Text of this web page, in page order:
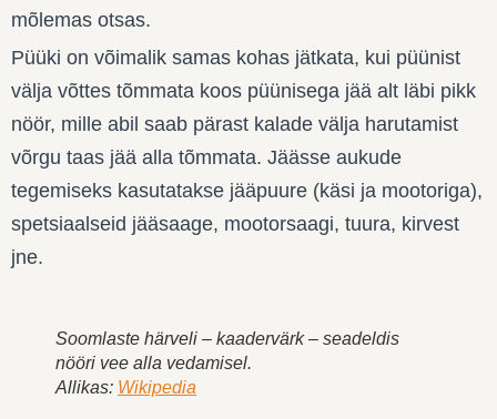
mõlemas otsas.
Püüki on võimalik samas kohas jätkata, kui püünist
välja võttes tõmmata koos püünisega jää alt läbi pikk
nöör, mille abil saab pärast kalade välja harutamist
võrgu taas jää alla tõmmata. Jäässe aukude
tegemiseks kasutatakse jääpuure (käsi ja mootoriga),
spetsiaalseid jääsaage, mootorsaagi, tuura, kirvest
jne.
Soomlaste härveli – kaadervärk – seadeldis
nööri vee alla vedamisel.
Allikas: Wikipedia